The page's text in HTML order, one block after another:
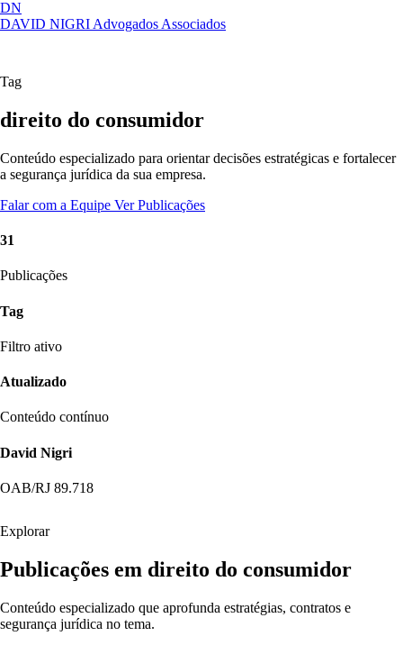
DN
DAVID NIGRI Advogados Associados
Artigos, sentenças, áreas de atuação,
Tag
direito do consumidor
Conteúdo especializado para orientar decisões estratégicas e fortalecer
a segurança jurídica da sua empresa.
Falar com a Equipe Ver Publicações
31
Publicações
Tag
Filtro ativo
Atualizado
Conteúdo contínuo
David Nigri
OAB/RJ 89.718
Explorar
Publicações em direito do consumidor
Conteúdo especializado que aprofunda estratégias, contratos e
segurança jurídica no tema.